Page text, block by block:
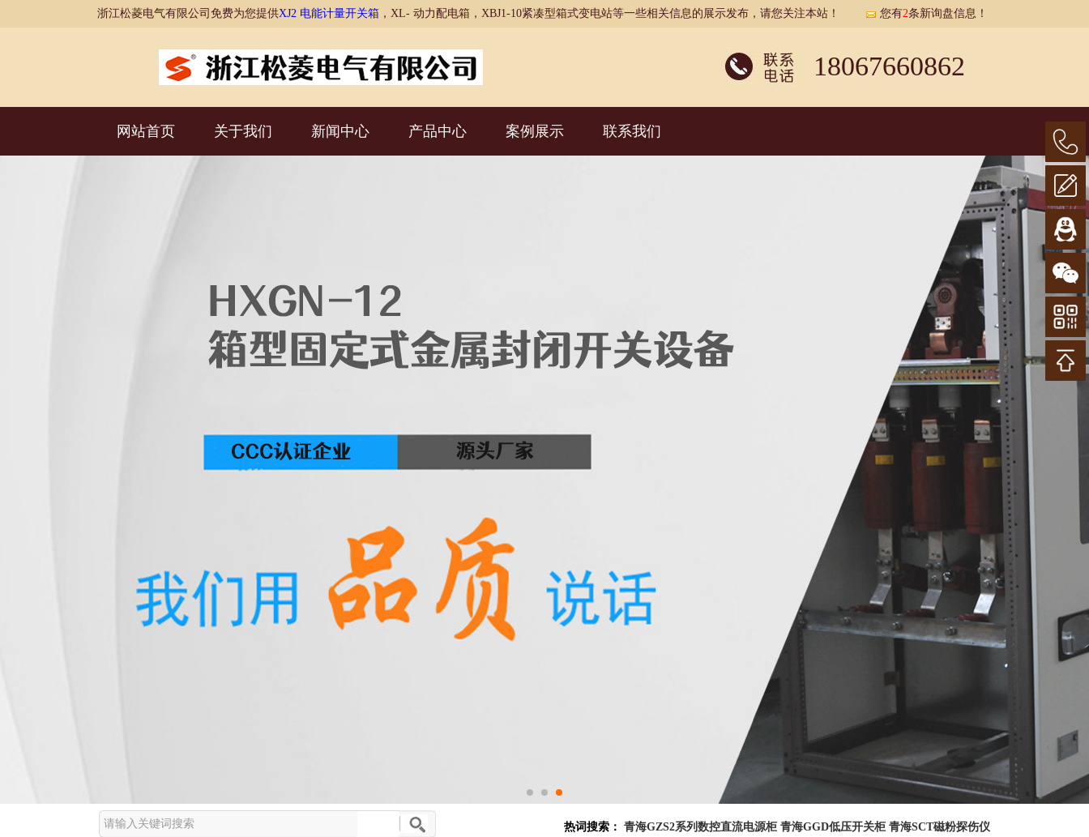
浙江松菱电气有限公司免费为您提供XJ2 电能计量开关箱 ，XL- 动力配电箱，XBJ1-10紧凑型箱式变电站等一些相关信息的展示发布，请您关注本站！ 您有2条新询盘信息！
18067660862
网站首页 关于我们 新闻中心 产品中心 案例展示 联系我们
热词搜索： 青海GZS2系列数控直流电源柜 青海GGD低压开关柜 青海SCT磁粉探伤仪